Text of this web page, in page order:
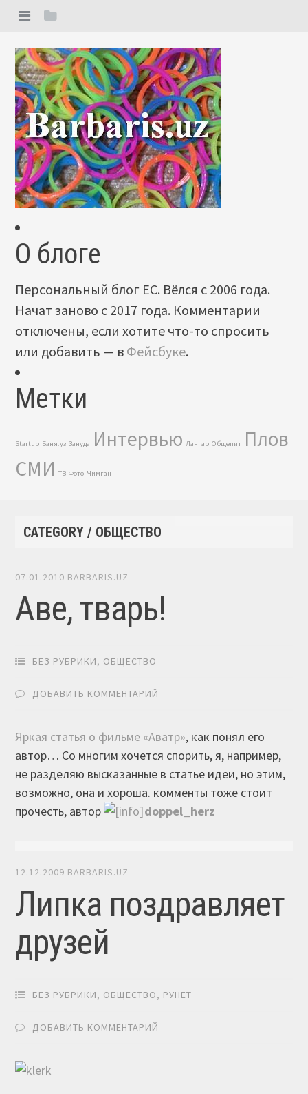
О блоге
Персональный блог ЕС. Вёлся с 2006 года.
Начат заново с 2017 года. Комментарии
отключены, если хотите что-то спросить
или добавить — в Фейсбуке.
Метки
Startup Баня.уз Зануда Интервью Лангар Общепит Плов
СМИ ТВ Фото Чимган
CATEGORY / ОБЩЕСТВО
07.01.2010 BARBARIS.UZ
Аве, тварь!
БЕЗ РУБРИКИ, ОБЩЕСТВО
ДОБАВИТЬ КОММЕНТАРИЙ
Яркая статья о фильме «Аватр», как понял его
автор… Со многим хочется спорить, я, например,
не разделяю высказанные в статье идеи, но этим,
возможно, она и хороша. комменты тоже стоит
прочесть, автор
doppel_herz
12.12.2009 BARBARIS.UZ
Липка поздравляет
друзей
БЕЗ РУБРИКИ, ОБЩЕСТВО, РУНЕТ
ДОБАВИТЬ КОММЕНТАРИЙ